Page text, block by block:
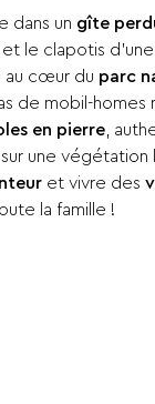
dans un gîte
le clapotis
au cœur du parc
de mobil-homes
en pierre,
une végétation
et vivre des
la famille !